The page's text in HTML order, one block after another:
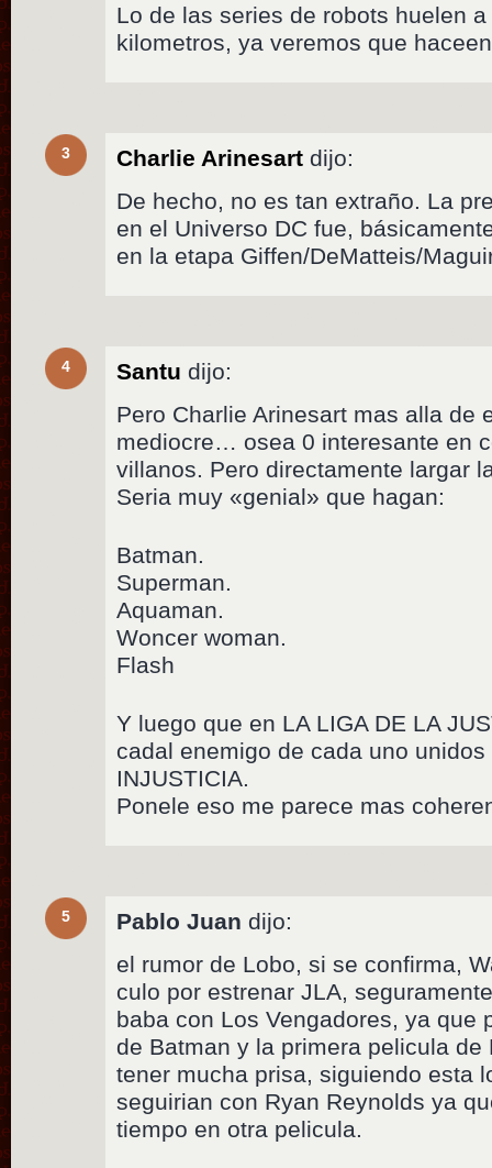
Lo de las series de robots huelen
kilometros, ya veremos que
3 Charlie Arinesart dijo:
De hecho, no es tan extraño. La
en el Universo DC fue,
en la etapa Giffen/DeMatteis/
4 Santu dijo:
Pero Charlie Arinesart mas alla de
mediocre… osea 0 interesante en
villanos. Pero directamente largar
Seria muy «genial» que hagan:
Batman.
Superman.
Aquaman.
Woncer woman.
Flash
Y luego que en LA LIGA DE LA
cadal enemigo de cada uno unidos
INJUSTICIA.
Ponele eso me parece mas
5 Pablo Juan dijo:
el rumor de Lobo, si se confirma,
culo por estrenar JLA,
baba con Los Vengadores, ya que
de Batman y la primera pelicula
tener mucha prisa, siguiendo esta
seguirian con Ryan Reynolds ya
tiempo en otra pelicula.